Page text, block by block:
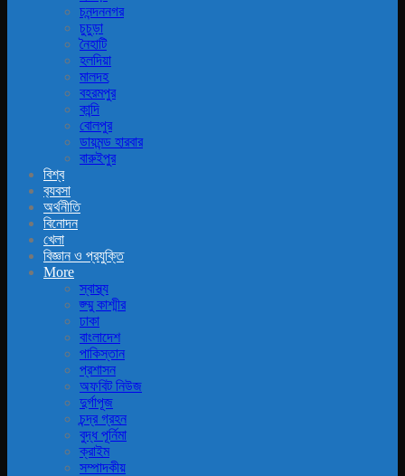
চনন্দননগর
চুচুড়া
নৈহাটি
হলদিয়া
মালদহ
বহরমপুর
কান্দি
বোলপুর
ডায়মন্ড হারবার
বারুইপুর
বিশ্ব
ব‍্যবসা
অর্থনীতি
বিনোদন
খেলা
বিজ্ঞান ও প্রযুক্তি
More
স্বাস্থ্য
জ্ম্মু কাশ্মীর
ঢাকা
বাংলাদেশ
পাকিস্তান
প্রশাসন
অফবিট নিউজ
দুর্গাপূজ
চন্দ্র গ্রহন
বুদ্ধ পূর্নিমা
ক্রাইম
সম্পাদকীয়